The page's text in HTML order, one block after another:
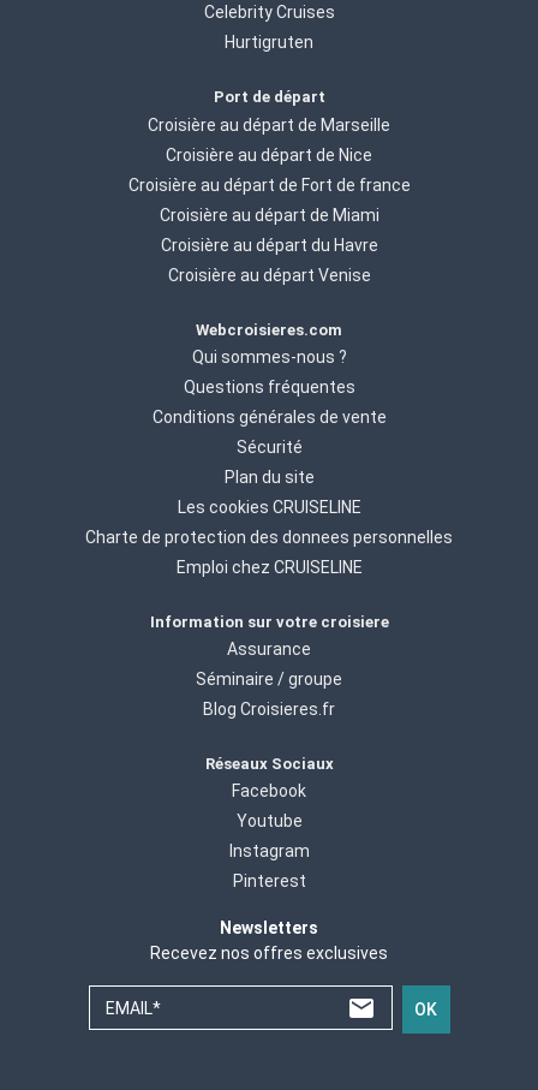
Celebrity Cruises
Hurtigruten
Port de départ
Croisière au départ de Marseille
Croisière au départ de Nice
Croisière au départ de Fort de france
Croisière au départ de Miami
Croisière au départ du Havre
Croisière au départ Venise
Webcroisieres.com
Qui sommes-nous ?
Questions fréquentes
Conditions générales de vente
Sécurité
Plan du site
Les cookies CRUISELINE
Charte de protection des donnees personnelles
Emploi chez CRUISELINE
Information sur votre croisiere
Assurance
Séminaire / groupe
Blog Croisieres.fr
Réseaux Sociaux
Facebook
Youtube
Instagram
Pinterest
Newsletters
Recevez nos offres exclusives
EMAIL* OK